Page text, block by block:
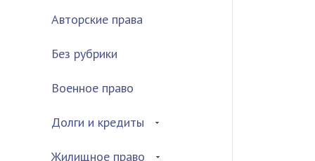
Авторские права
Без рубрики
Военное право
Долги и кредиты
Жилищное право